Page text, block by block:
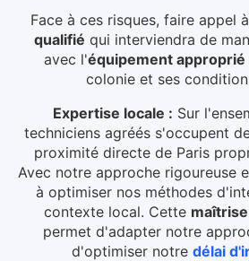
Face à ces risques, faire appel
qualifié qui interviendra de
avec l'équipement approprié
colonie et ses
Expertise locale : Sur
techniciens agréés s'occupent
proximité directe de Paris
Avec notre approche rigoureuse
à optimiser nos méthodes
contexte local. Cette
permet d'adapter notre
d'optimiser notre délai